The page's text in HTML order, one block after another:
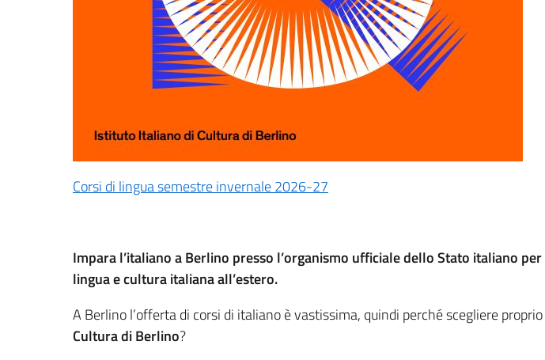
Corsi di lingua semestre invernale 2026-27
Impara l’italiano a Berlino presso l’organismo ufficiale dello Stato italiano
lingua e cultura italiana all’estero.
A Berlino l’offerta di corsi di italiano è vastissima, quindi perché scegliere proprio
Cultura di Berlino?